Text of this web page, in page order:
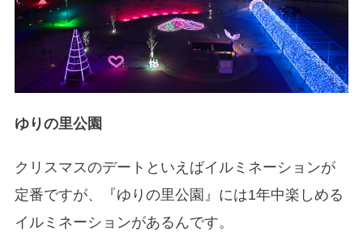
ゆりの里公園
クリスマスのデートといえばイルミネーションが
定番ですが、『ゆりの里公園』には1年中楽しめる
イルミネーションがあるんです。